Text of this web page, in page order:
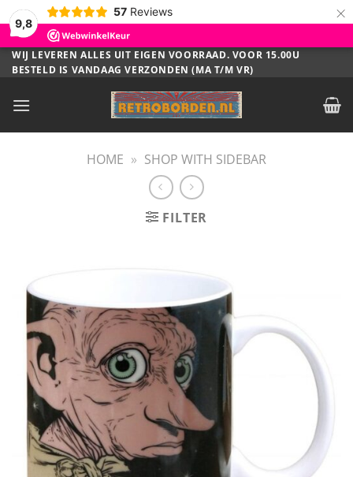
9,8
57 Reviews ×
Ga
naar
WIJ LEVEREN ALLES UIT EIGEN VOORRAAD. VOOR 15.00U
BESTELD IS VANDAAG VERZONDEN (MA T/M VR)
HOME » SHOP WITH SIDEBAR
FILTER